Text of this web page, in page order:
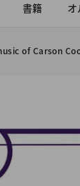
書籍
of Carson